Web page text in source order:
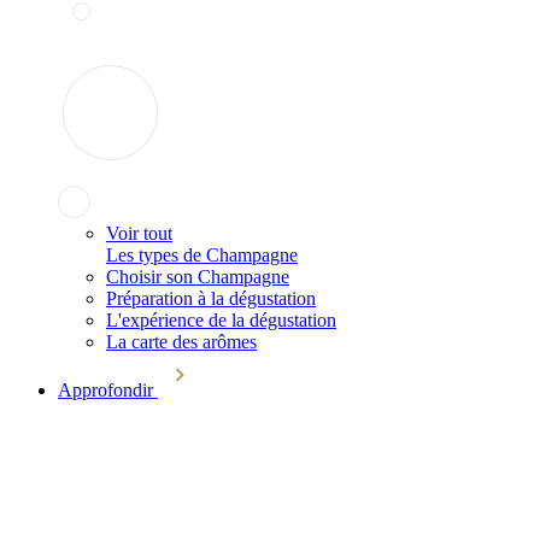
Voir tout
Les types de Champagne
Choisir son Champagne
Préparation à la dégustation
L'expérience de la dégustation
La carte des arômes
Approfondir